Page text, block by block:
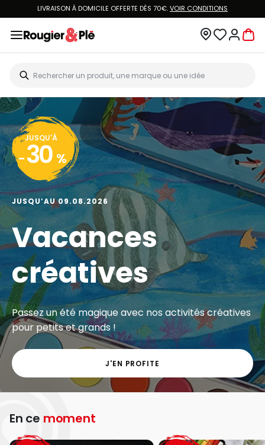
LIVRAISON À DOMICILE OFFERTE DÈS 70€.VOIR CONDITIONS
JUSQU'À
- 30 %
JUSQU’AU 09.08.2026
Vacances
créatives
Passez un été magique avec nos activités créatives
pour petits et grands !
J'EN PROFITE
En ce moment